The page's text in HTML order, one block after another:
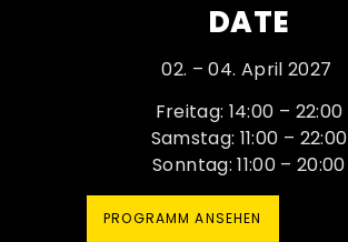
DATE
02. – 04. April 2027
Freitag: 14:00 – 22:00
Samstag: 11:00 – 22:00
Sonntag: 11:00 – 20:00
PROGRAMM ANSEHEN